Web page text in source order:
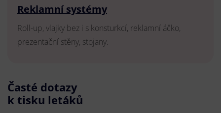
Reklamní systémy
Roll-up, vlajky bez i s konsturkcí, reklamní áčko,
prezentační stěny, stojany.
Časté dotazy
k tisku letáků